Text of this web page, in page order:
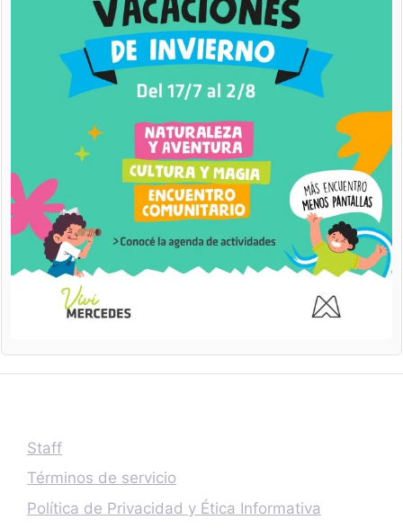
Staff
Términos de servicio
Política de Privacidad y Ética Informativa